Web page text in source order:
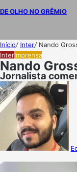
DE OLHO NO GRÊMIO
Início/ Inter/ Nando
InterImprensa
Nando
Jornalista